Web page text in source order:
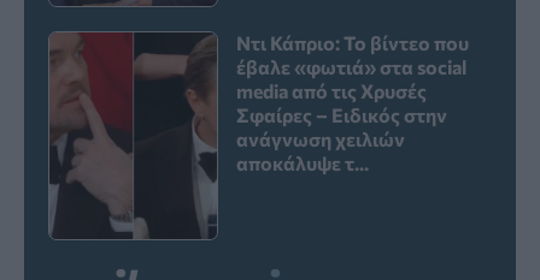
Ντι Κάπριο: Το βίντεο που
έβαλε «φωτιά» στα social
media από τις Χρυσές
Σφαίρες – Ειδικός στην
ανάγνωση χειλιών
αποκάλυψε τ...